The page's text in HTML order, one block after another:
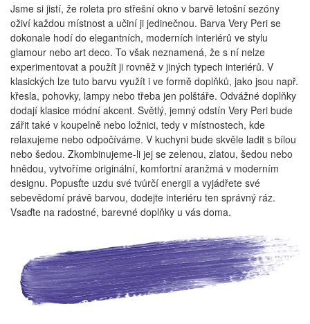
Jsme si jistí, že roleta pro střešní okno v barvě letošní sezóny
oživí každou místnost a učiní ji jedinečnou. Barva Very Peri se
dokonale hodí do elegantních, moderních interiérů ve stylu
glamour nebo art deco. To však neznamená, že s ní nelze
experimentovat a použít ji rovněž v jiných typech interiérů. V
klasických lze tuto barvu využít i ve formě doplňků, jako jsou např.
křesla, pohovky, lampy nebo třeba jen polštáře. Odvážné doplňky
dodají klasice módní akcent. Světlý, jemný odstín Very Peri bude
zářit také v koupelně nebo ložnici, tedy v místnostech, kde
relaxujeme nebo odpočíváme. V kuchyni bude skvěle ladit s bílou
nebo šedou. Zkombinujeme-li jej se zelenou, zlatou, šedou nebo
hnědou, vytvoříme originální, komfortní aranžmá v moderním
designu. Popusťte uzdu své tvůrčí energii a vyjádřete své
sebevědomí právě barvou, dodejte interiéru ten správný ráz.
Vsaďte na radostné, barevné doplňky u vás doma.